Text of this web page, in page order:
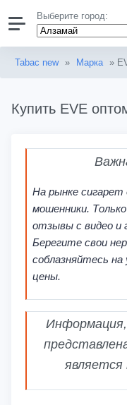
Выберите город:
Tabac new » Марка »
Купить EVE
На рынке сигарет
мошенники.
отзывы с видео и
Берегите свои
соблазняйтесь
цены.
является